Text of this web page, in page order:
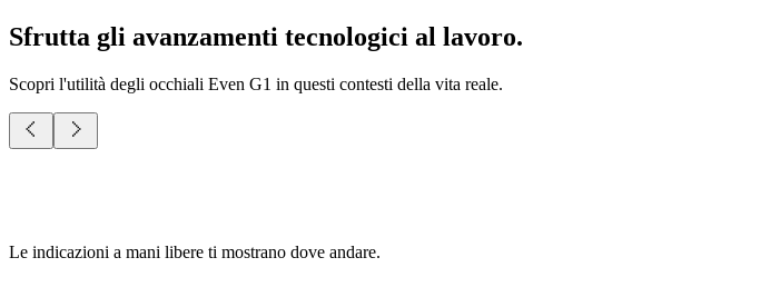
Sfrutta gli avanzamenti tecnologici al lavoro.
Scopri l'utilità degli occhiali Even G1 in questi contesti della vita reale.
Le indicazioni a mani libere ti mostrano dove andare.